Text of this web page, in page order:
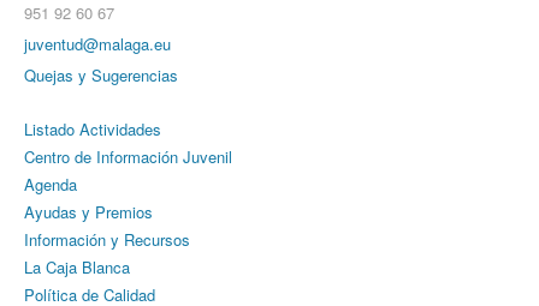
951 92 60 67
juventud@malaga.eu
Quejas y Sugerencias
Listado Actividades
Centro de Información Juvenil
Agenda
Ayudas y Premios
Información y Recursos
La Caja Blanca
Política de Calidad